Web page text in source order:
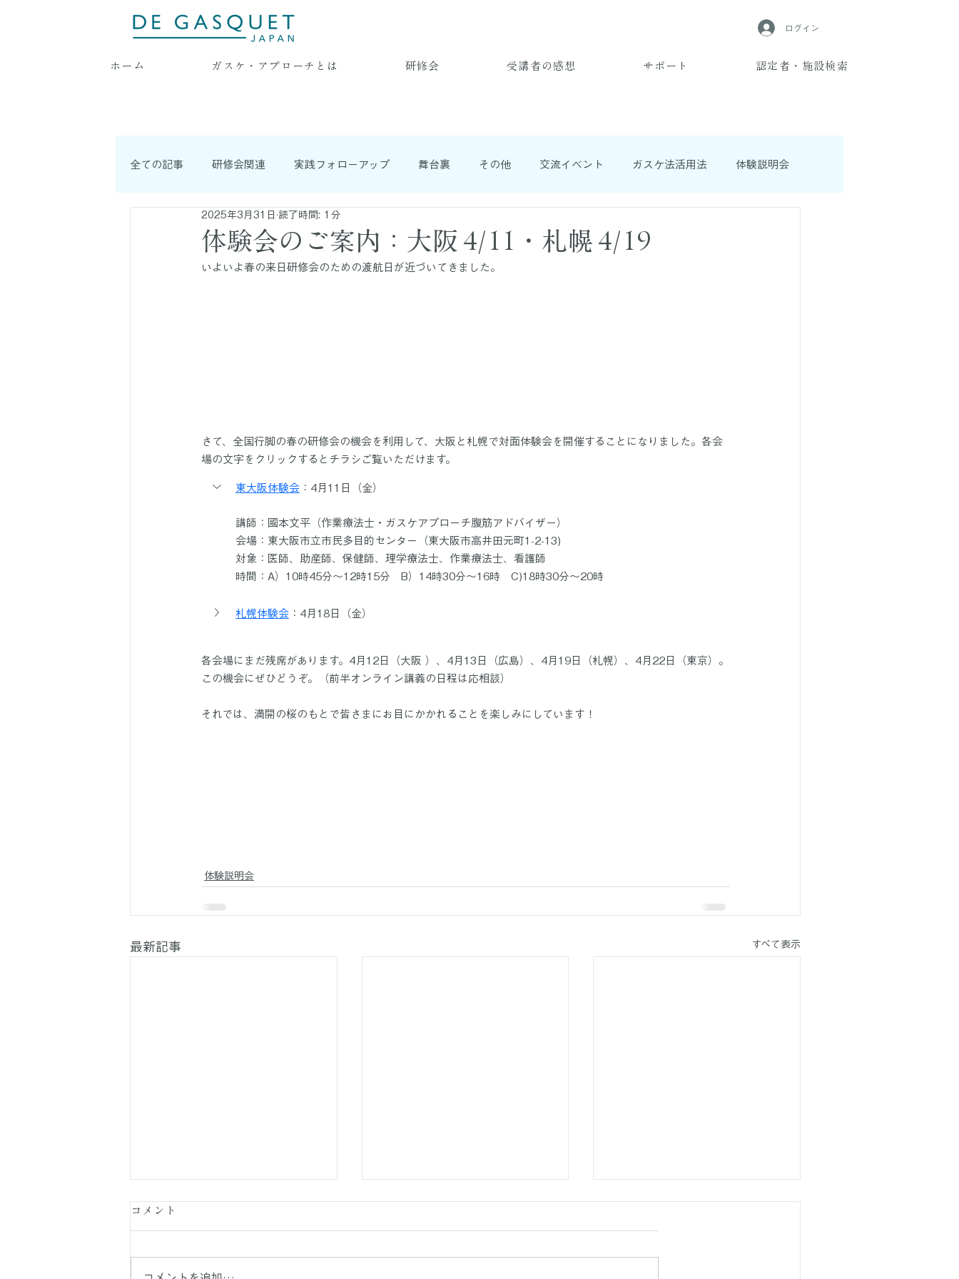
ログイン
ホーム ガスケ・アプローチとは 研修会 受講者の感想 サポート 認定者・施設検索
全ての記事 研修会関連 実践フォローアップ 舞台裏 その他 交流イベント ガスケ法活用法 体験説明会
耳より情報 連載記事
体験会のご案内：大阪 4/11・札幌 4/19
2025年3月31日 読了時間: 1分
いよいよ春の来日研修会のための渡航日が近づいてきました。
さて、全国行脚の春の研修会の機会を利用して、大阪と札幌で対面体験会を開催することになりました。各会
場の文字をクリックするとチラシご覧いただけます。
東大阪体験会 ：4月11日（金）
講師：國本文平（作業療法士・ガスケアプローチ腹筋アドバイザー）
会場：東大阪市立市民多目的センター（東大阪市高井田元町1-2-13)
対象：医師、助産師、保健師、理学療法士、作業療法士、看護師
時間：A）10時45分～12時15分　B）14時30分～16時　C)18時30分～20時
札幌体験会 ：4月18日（金）
各会場にまだ残席があります。4月12日（大阪 ）、4月13日（広島）、4月19日（札幌）、4月22日（東京）。
この機会にぜひどうぞ。（前半オンライン講義の日程は応相談）
それでは、満開の桜のもとで皆さまにお目にかかれることを楽しみにしています！
体験説明会
最新記事 すべて表示
コメント